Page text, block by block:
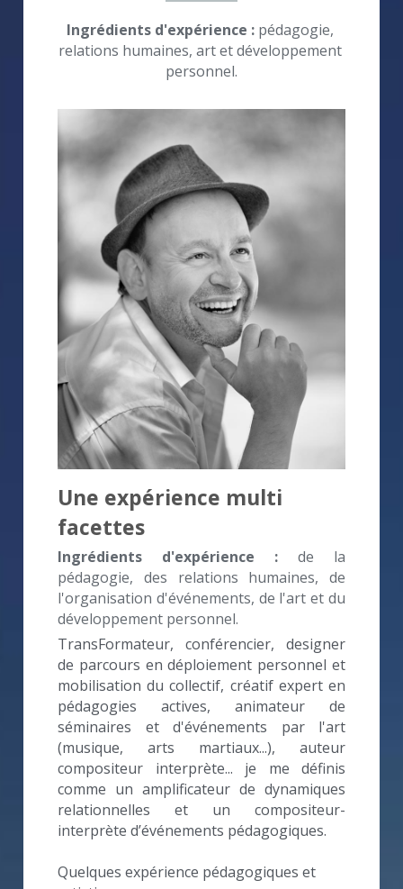
Ingrédients d'expérience : pédagogie,
relations humaines, art et développement
personnel.
Une expérience multi
facettes
Ingrédients d'expérience :
de la
pédagogie, des relations humaines, de
l'organisation d'événements, de l'art et du
développement personnel.
TransFormateur, conférencier, designer
de parcours en déploiement personnel et
mobilisation du collectif, créatif expert en
pédagogies actives, animateur de
séminaires et d'événements par l'art
(musique, arts martiaux...), auteur
compositeur interprète... je me définis
comme un amplificateur de dynamiques
relationnelles et un compositeur-
interprète d’événements pédagogiques.
Quelques expérience pédagogiques et